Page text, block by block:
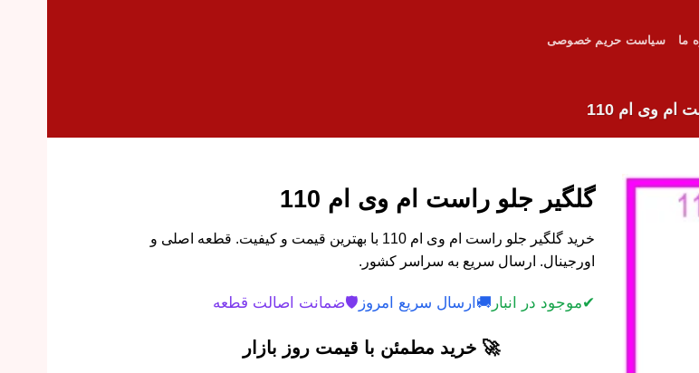
ما سیاست حریم خصوصی
ام وی ام 110
گلگیر جلو راست ام وی ام 110
خرید گلگیر جلو راست ام وی ام 110 با بهترین قیمت و کیفیت. قطعه اصلی و
اورجینال. ارسال سریع به سراسر کشور.
✔موجود در انبار 🚚 ارسال سریع امروز 🛡️ضمانت اصالت قطعه
🚀 خرید مطمئن با قیمت روز بازار